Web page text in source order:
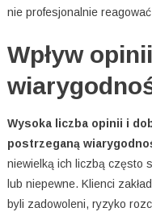
nie profesjonalnie
Wpływ
Wysoka liczba opinii i
postrzeganą
niewielką ich liczbą często
lub niepewne. Klienci
byli zadowoleni, ryzyko